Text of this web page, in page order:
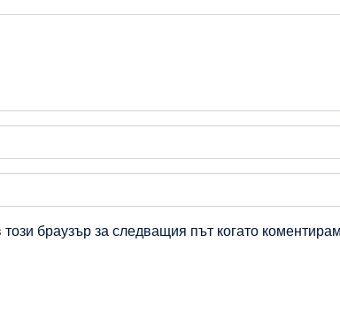
браузър за следващия път когато